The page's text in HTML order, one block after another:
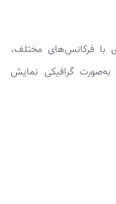
با فرکانس‌های مختلف،
به‌صورت گرافیکی نمایش